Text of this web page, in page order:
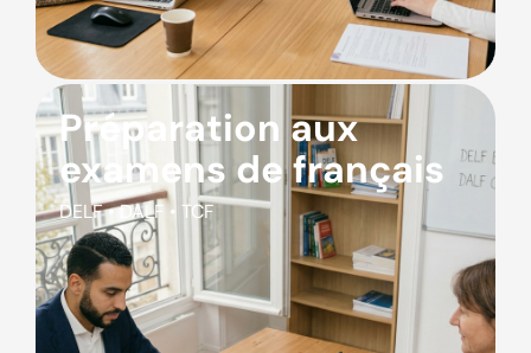
Préparation aux
examens de français
DELF • DALF • TCF